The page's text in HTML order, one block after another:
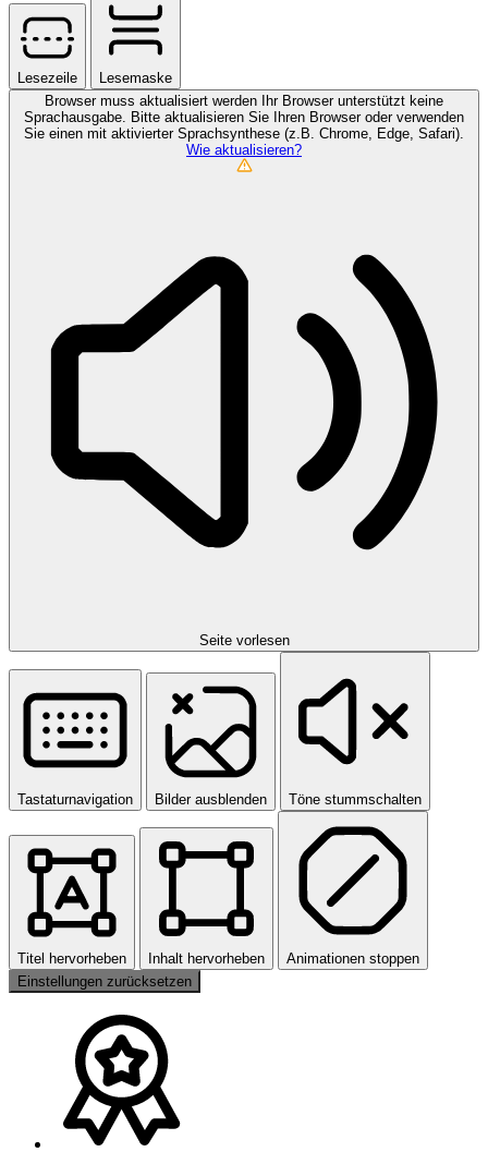
Lesezeile
Lesemaske
Browser muss aktualisiert werden
Ihr Browser unterstützt keine
Sprachausgabe. Bitte aktualisieren Sie Ihren Browser oder verwenden
Sie einen mit aktivierter Sprachsynthese (z.B. Chrome, Edge, Safari).
Wie aktualisieren?
Seite vorlesen
Tastaturnavigation Bilder ausblenden Töne stummschalten
Titel hervorheben Inhalt hervorheben
Animationen stoppen
Einstellungen zurücksetzen